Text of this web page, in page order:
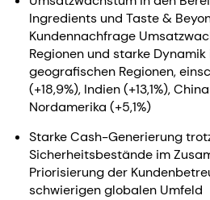
Ingredients und Taste &
Kundennachfrage
Regionen und starke
geografischen Regionen,
(+18,9%), Indien (+13,1%),
Nordamerika (+5,1%)
Starke Cash-Generierung
Sicherheitsbestände im
Priorisierung der
schwierigen globalen Umfeld